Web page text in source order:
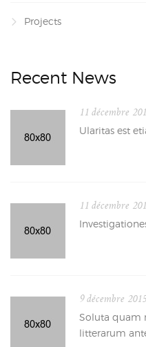
Projects
Recent News
11 décembre
Ularitas est
11 décembre
9 décembre 2015
Soluta quam
litterarum